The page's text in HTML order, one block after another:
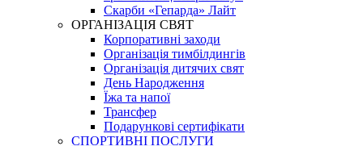
Скарби «Гепарда» Лайт
ОРГАНІЗАЦІЯ СВЯТ
Корпоративні заходи
Організація тимбілдингів
Організація дитячих свят
День Народження
Їжа та напої
Трансфер
Подарункові сертифікати
СПОРТИВНІ ПОСЛУГИ